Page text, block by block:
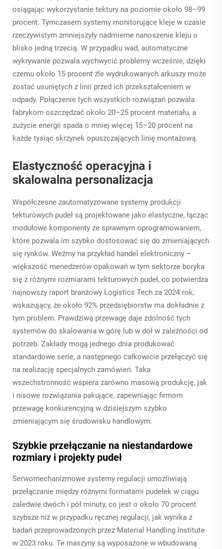
osiągając wykorzystanie tektury na poziomie około 98–99
procent. Tymczasem systemy monitorujące kleje w czasie
rzeczywistym zmniejszyły nadmierne nanoszenie kleju o
blisko jedną trzecią. W przypadku wad, automatyczne
wykrywanie pozwala wychwycić problemy wcześnie, dzięki
czemu około 15 procent źle wydrukowanych arkuszy może
zostać usuniętych z linii przed ich przekształceniem w
odpady. Połączenie tych wszystkich rozwiązań pozwala
fabrykom oszczędzać około 20–25 procent materiału, a
zużycie energii spada o mniej więcej 15–20 procent na
każde tysiąc skrzynek opuszczających linię montażową.
Elastyczność operacyjna i
skalowalna personalizacja
Współczesne zautomatyzowane systemy produkcji
tekturowych pudeł są projektowane jako elastyczne, łącząc
modułowe komponenty ze sprawnym oprogramowaniem,
które pozwala im szybko dostosować się do zmieniających
się rynków. Weźmy na przykład handel elektroniczny –
większość menedżerów opakowań w tym sektorze boryka
się z różnymi rozmiarami tekturowych pudeł, co potwierdza
najnowszy raport branżowy Logistics Tech za 2024 rok,
wskazujący, że około 92% przedsiębiorstw ma dokładnie z
tym problem. Prawdziwą przewagę daje zdolność tych
systemów do skalowania w górę lub w dół w zależności od
potrzeb. Zakłady mogą jednego dnia produkować
standardowe serie, a następnego całkowicie przełączyć się
na realizację specjalnych zamówień. Taka
wszechstronność wspiera zarówno masową produkcję, jak
i nisowe rozwiązania pakujące, zapewniając firmom
przewagę konkurencyjną w dzisiejszym szybko
zmieniającym się środowisku handlowym.
Szybkie przełączanie na niestandardowe
rozmiary i projekty pudeł
Serwomechanizmowe systemy regulacji umożliwiają
przełączanie między różnymi formatami pudełek w ciągu
zaledwie dwóch i pół minuty, co jest o około 70 procent
szybsze niż w przypadku ręcznej regulacji, jak wynika z
badań przeprowadzonych przez Material Handling Institute
w 2023 roku. Te maszyny są wyposażone w wbudowaną